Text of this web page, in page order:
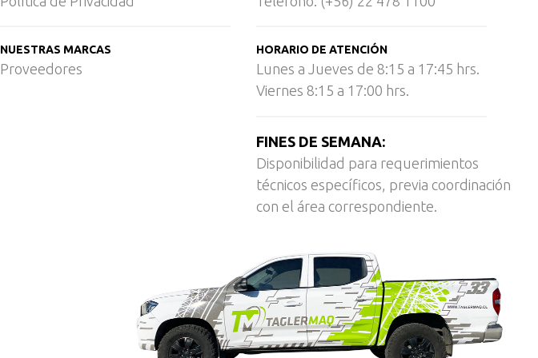
NUESTRAS MARCAS
Proveedores
HORARIO DE ATENCIÓN
Lunes a Jueves de 8:15 a 17:45 hrs.
Viernes 8:15 a 17:00 hrs.
FINES DE SEMANA:
Disponibilidad para requerimientos
técnicos específicos, previa coordinación
con el área correspondiente.